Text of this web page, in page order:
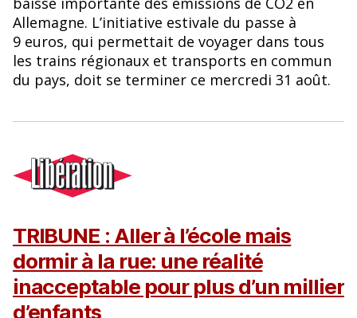
Allemagne. L’initiative estivale du passe à
9 euros, qui permettait de voyager dans tous
les trains régionaux et transports en commun
du pays, doit se terminer ce mercredi 31 août.
TRIBUNE : Aller à l’école mais
dormir à la rue: une réalité
inacceptable pour plus d’un millier
d’enfants